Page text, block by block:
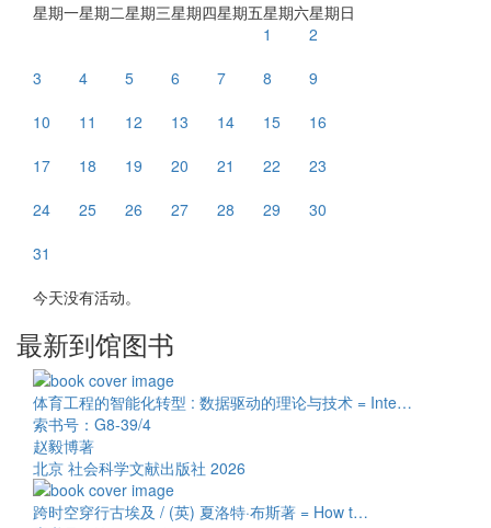
星期一星期二星期三星期四星期五星期六星期日
1
2
3
4 5 6 7 8
9
10
11 12 13 14 15
16
17
18 19 20 21 22
23
24
25 26 27 28 29
30
31
今天没有活动。
最新到馆图书
体育工程的智能化转型 : 数据驱动的理论与技术 = Inte…
索书号：G8-39/4
赵毅博著
北京 社会科学文献出版社 2026
跨时空穿行古埃及 / (英) 夏洛特·布斯著 = How t…